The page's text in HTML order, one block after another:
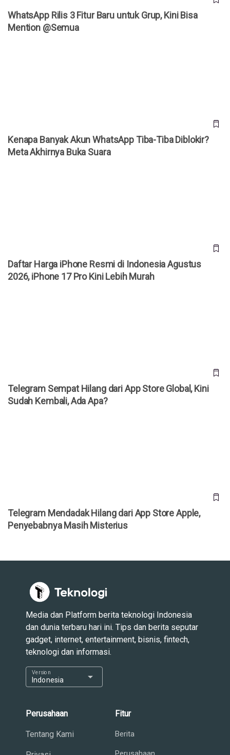
WhatsApp Rilis 3 Fitur Baru untuk Grup, Kini Bisa
Mention @Semua
Kenapa Banyak Akun WhatsApp Tiba-Tiba Diblokir?
Meta Akhirnya Buka Suara
Daftar Harga iPhone Resmi di Indonesia Agustus
2026, iPhone 17 Pro Kini Lebih Murah
Telegram Sempat Hilang dari App Store Global, Kini
Sudah Kembali, Ada Apa?
Telegram Mendadak Hilang dari App Store Apple,
Penyebabnya Masih Misterius
Media dan Platform berita teknologi Indonesia
dan dunia terbaru hari ini. Tips dan berita seputar
gadget, internet, entertainment, bisnis, fintech,
teknologi dan informasi.
Indonesia
Version arrow_drop_down
Perusahaan
Tentang Kami
Fitur
Berita